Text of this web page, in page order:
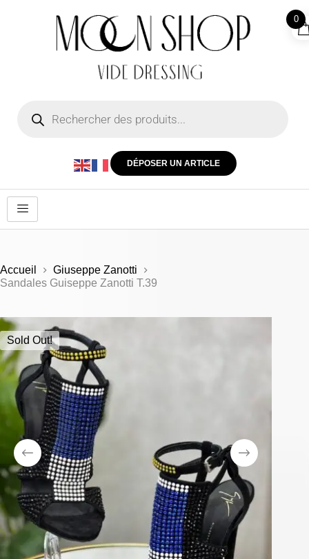
DÉPOSER UN ARTICLE
Accueil
Giuseppe Zanotti
Sandales Guiseppe Zanotti T.39
Sold Out!
0